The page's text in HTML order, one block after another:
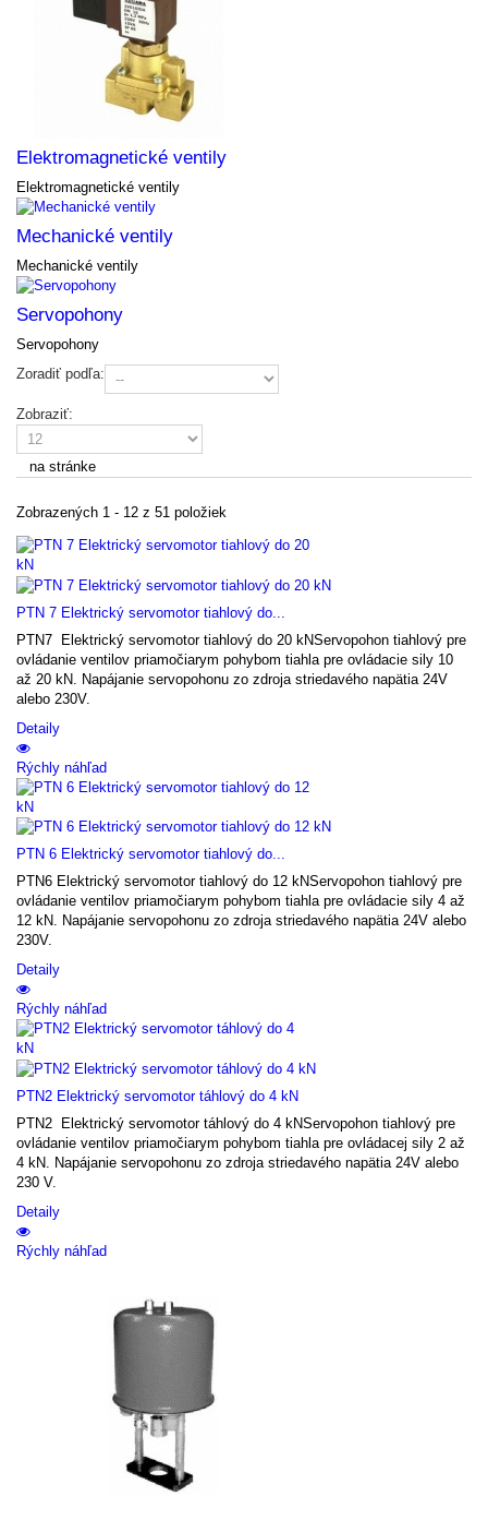
Elektromagnetické ventily
Elektromagnetické ventily
Mechanické ventily
Mechanické ventily
Servopohony
Servopohony
Zoradiť podľa:
Zobraziť:
na stránke
Zobrazených 1 - 12 z 51 položiek
PTN 7 Elektrický servomotor tiahlový do...
PTN7 Elektrický servomotor tiahlový do 20 kNServopohon tiahlový pre
ovládanie ventilov priamočiarym pohybom tiahla pre ovládacie sily 10
až 20 kN. Napájanie servopohonu zo zdroja striedavého napätia 24V
alebo 230V.
Detaily
Rýchly náhľad
PTN 6 Elektrický servomotor tiahlový do...
PTN6 Elektrický servomotor tiahlový do 12 kNServopohon tiahlový pre
ovládanie ventilov priamočiarym pohybom tiahla pre ovládacie sily 4 až
12 kN. Napájanie servopohonu zo zdroja striedavého napätia 24V alebo
230V.
Detaily
Rýchly náhľad
PTN2 Elektrický servomotor táhlový do 4 kN
PTN2 Elektrický servomotor táhlový do 4 kNServopohon tiahlový pre
ovládanie ventilov priamočiarym pohybom tiahla pre ovládacej sily 2 až
4 kN. Napájanie servopohonu zo zdroja striedavého napätia 24V alebo
230 V.
Detaily
Rýchly náhľad